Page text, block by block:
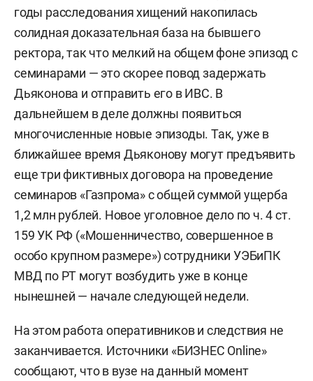
годы расследования хищений накопилась
солидная доказательная база на бывшего
ректора, так что мелкий на общем фоне эпизод с
семинарами — это скорее повод задержать
Дьяконова и отправить его в ИВС. В
дальнейшем в деле должны появиться
многочисленные новые эпизоды. Так, уже в
ближайшее время Дьяконову могут предъявить
еще три фиктивных договора на проведение
семинаров «Газпрома» с общей суммой ущерба
1,2 млн рублей. Новое уголовное дело по ч. 4 ст.
159 УК РФ («Мошенничество, совершенное в
особо крупном размере») сотрудники УЭБиПК
МВД по РТ могут возбудить уже в конце
нынешней — начале следующей недели.
На этом работа оперативников и следствия не
заканчивается. Источники «БИЗНЕС Online»
сообщают, что в вузе на данный момент